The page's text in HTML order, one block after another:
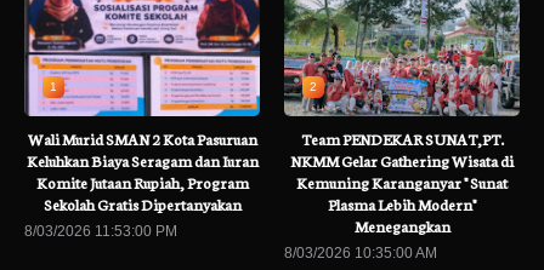
1
Wali Murid SMAN 2 Kota Pasuruan
Keluhkan Biaya Seragam dan Iuran
Komite Jutaan Rupiah, Program
Sekolah Gratis Dipertanyakan
8/03/2026 11:53:00 PM
2
Team PENDEKAR SUNAT,PT.
NKMM Gelar Gathering Wisata di
Kemuning Karanganyar " Sunat
Plasma Lebih Modern"
Menegangkan
8/03/2026 10:35:00 AM